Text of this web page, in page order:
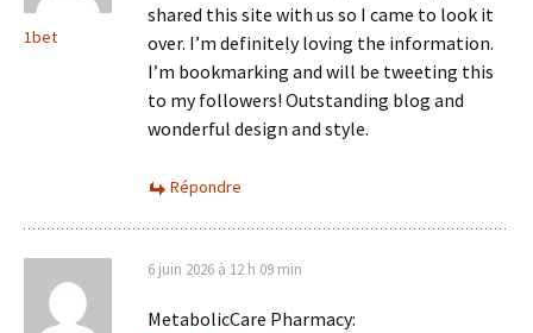
1bet
shared this site with us so I came to look it
over. I’m definitely loving the information.
I’m bookmarking and will be tweeting this
to my followers! Outstanding blog and
wonderful design and style.
Répondre
6 juin 2026 à 12 h 09 min
MetabolicCare Pharmacy: